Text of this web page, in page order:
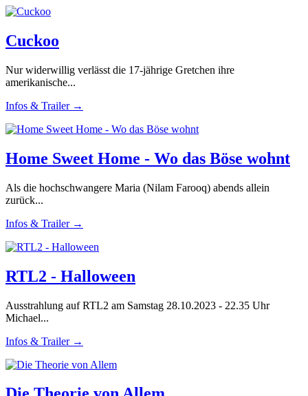
Cuckoo
Nur widerwillig verlässt die 17-jährige Gretchen ihre
amerikanische...
Infos & Trailer →
Home Sweet Home - Wo das Böse wohnt
Als die hochschwangere Maria (Nilam Farooq) abends allein
zurück...
Infos & Trailer →
RTL2 - Halloween
Ausstrahlung auf RTL2 am Samstag 28.10.2023 - 22.35 Uhr
Michael...
Infos & Trailer →